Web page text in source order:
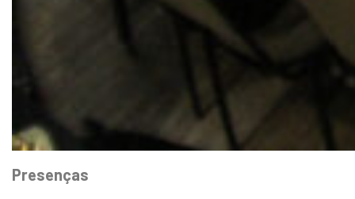
Presenças